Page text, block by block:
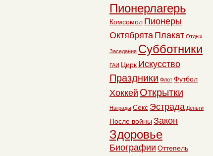
Пионерлагерь
Комсомол Пионеры
Октябрята Плакат Отдых
Заседания Субботники
ГАИ Цирк Искусство
Праздники Флот Футбол
Хоккей Открытки
Награды Секс Эстрада Деньги
После войны Закон
Здоровье
Биографии Оттепель